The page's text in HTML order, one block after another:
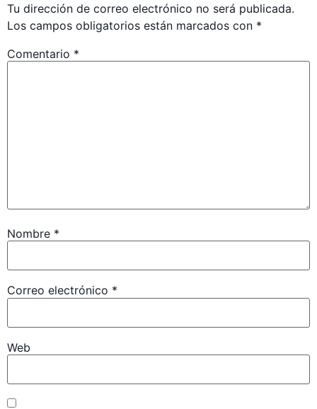
Tu dirección de correo electrónico no será publicada.
Los campos obligatorios están marcados con *
Comentario *
Nombre *
Correo electrónico *
Web